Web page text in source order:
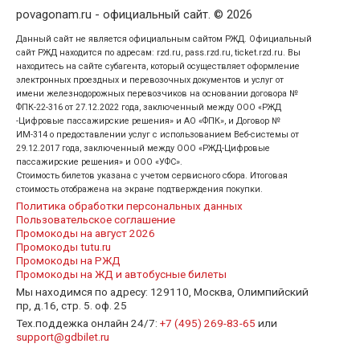
povagonam.ru - официальный сайт. © 2026
Данный сайт не является официальным сайтом РЖД. Официальный
сайт РЖД находится по адресам: rzd.ru, pass.rzd.ru, ticket.rzd.ru. Вы
находитесь на сайте субагента, который осуществляет оформление
электронных проездных и перевозочных документов и услуг от
имени железнодорожных перевозчиков на основании договора №
ФПК-22-316 от 27.12.2022 года, заключенный между ООО «РЖД
-Цифровые пассажирские решения» и АО «ФПК», и Договор №
ИМ-314 о предоставлении услуг с использованием Веб-системы от
29.12.2017 года, заключенный между ООО «РЖД-Цифровые
пассажирские решения» и ООО «УФС».
Стоимость билетов указана с учетом сервисного сбора. Итоговая
стоимость отображена на экране подтверждения покупки.
Политика обработки персональных данных
Пользовательское соглашение
Промокоды на август 2026
Промокоды tutu.ru
Промокоды на РЖД
Промокоды на ЖД и автобусные билеты
Мы находимся по адресу: 129110, Москва, Олимпийский
пр, д.16, стр. 5. оф. 25
Тех.поддежка онлайн 24/7: +7 (495) 269-83-65 или
support@gdbilet.ru